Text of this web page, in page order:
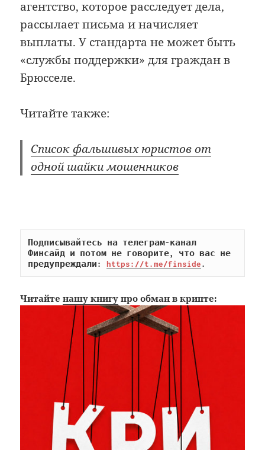
агентство, которое расследует дела,
рассылает письма и начисляет
выплаты. У стандарта не может быть
«службы поддержки» для граждан в
Брюсселе.
Читайте также:
Список фальшивых юристов от
одной шайки мошенников
Подписывайтесь на телеграм-канал
Финсайд и потом не говорите, что вас не
предупреждали: https://t.me/finside.
Читайтенашу книгу про обман в крипте: